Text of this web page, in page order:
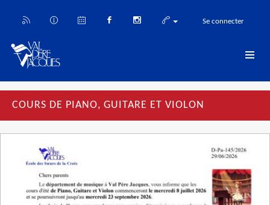
Se connecter
COURS DE PIANO, GUITARE ET VIOLON